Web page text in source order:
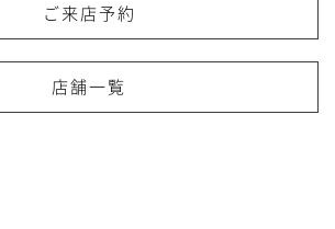
ご来店予約
店舗一覧